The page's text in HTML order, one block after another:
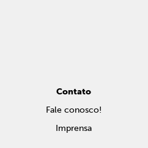
Contato
Fale conosco!
Imprensa